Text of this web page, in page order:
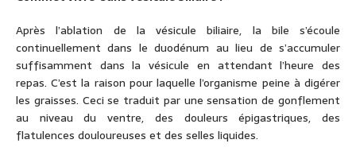
Après l’ablation de la vésicule biliaire, la bile s’écoule
continuellement dans le duodénum au lieu de s’accumuler
suffisamment dans la vésicule en attendant l’heure des
repas. C’est la raison pour laquelle l’organisme peine à digérer
les graisses. Ceci se traduit par une sensation de gonflement
au niveau du ventre, des douleurs épigastriques, des
flatulences douloureuses et des selles liquides.